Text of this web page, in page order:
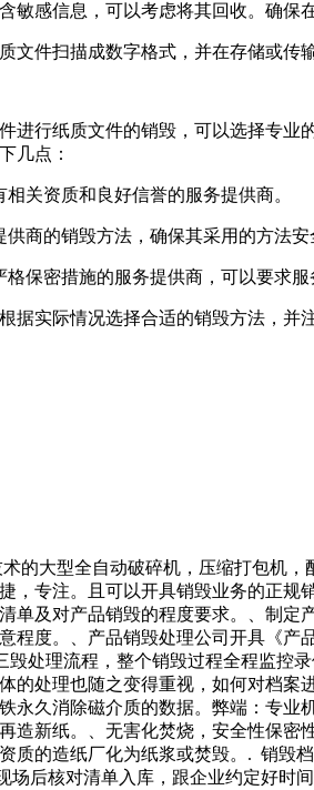
敏感信息，可以考虑将其回收。确保
文件扫描成数字格式，并在存储或传
进行纸质文件的销毁，可以选择专
几点：
关资质和良好信誉的服务提供商。
商的销毁方法，确保其采用的方法安
保密措施的服务提供商，可以要求
据实际情况选择合适的销毁方法，并
术的大型全自动破碎机，压缩打包机
，专注。且可以开具销毁业务的正
单及对产品销毁的程度要求。、制
程度。、产品销毁处理公司开具《
毁处理流程，整个销毁过程全程监控
的处理也随之变得重视，如何对档
永久消除磁介质的数据。弊端：专业
造新纸。、无害化焚烧，安全性保
质的造纸厂化为纸浆或焚毁。. 销毁
场后核对清单入库，跟企业约定好时